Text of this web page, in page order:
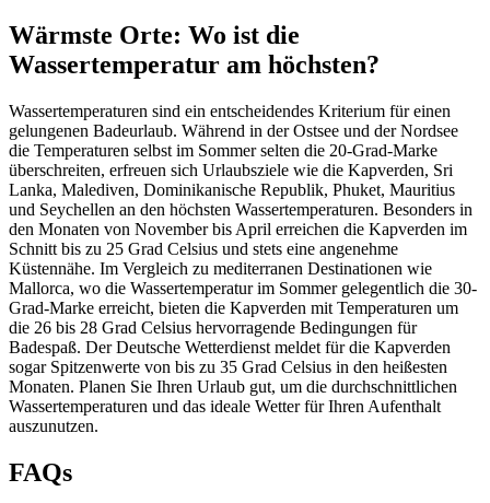
Wärmste Orte: Wo ist die
Wassertemperatur am höchsten?
Wassertemperaturen sind ein entscheidendes Kriterium für einen
gelungenen Badeurlaub. Während in der Ostsee und der Nordsee
die Temperaturen selbst im Sommer selten die 20-Grad-Marke
überschreiten, erfreuen sich Urlaubsziele wie die Kapverden, Sri
Lanka, Malediven, Dominikanische Republik, Phuket, Mauritius
und Seychellen an den höchsten Wassertemperaturen. Besonders in
den Monaten von November bis April erreichen die Kapverden im
Schnitt bis zu 25 Grad Celsius und stets eine angenehme
Küstennähe. Im Vergleich zu mediterranen Destinationen wie
Mallorca, wo die Wassertemperatur im Sommer gelegentlich die 30-
Grad-Marke erreicht, bieten die Kapverden mit Temperaturen um
die 26 bis 28 Grad Celsius hervorragende Bedingungen für
Badespaß. Der Deutsche Wetterdienst meldet für die Kapverden
sogar Spitzenwerte von bis zu 35 Grad Celsius in den heißesten
Monaten. Planen Sie Ihren Urlaub gut, um die durchschnittlichen
Wassertemperaturen und das ideale Wetter für Ihren Aufenthalt
auszunutzen.
FAQs